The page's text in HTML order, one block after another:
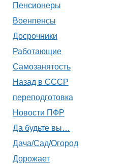
Пенсионеры
Военпенсы
Досрочники
Работающие
Самозанятость
Назад в СССР
переподготовка
Новости ПФР
Да будьте вы…
Дача/Сад/Огород
Дорожает